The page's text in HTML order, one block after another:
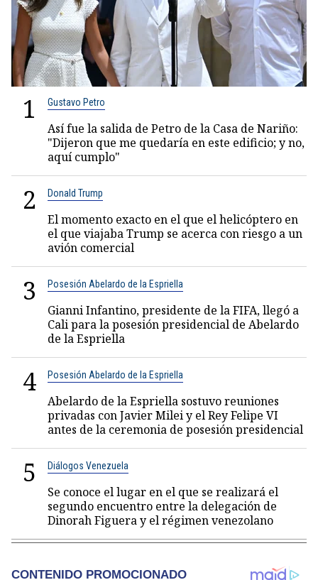
1 Gustavo Petro
Así fue la salida de Petro de la Casa de Nariño:
"Dijeron que me quedaría en este edificio; y no,
aquí cumplo"
2 Donald Trump
El momento exacto en el que el helicóptero en
el que viajaba Trump se acerca con riesgo a un
avión comercial
3 Posesión Abelardo de la Espriella
Gianni Infantino, presidente de la FIFA, llegó a
Cali para la posesión presidencial de Abelardo
de la Espriella
4 Posesión Abelardo de la Espriella
Abelardo de la Espriella sostuvo reuniones
privadas con Javier Milei y el Rey Felipe VI
antes de la ceremonia de posesión presidencial
5 Diálogos Venezuela
Se conoce el lugar en el que se realizará el
segundo encuentro entre la delegación de
Dinorah Figuera y el régimen venezolano